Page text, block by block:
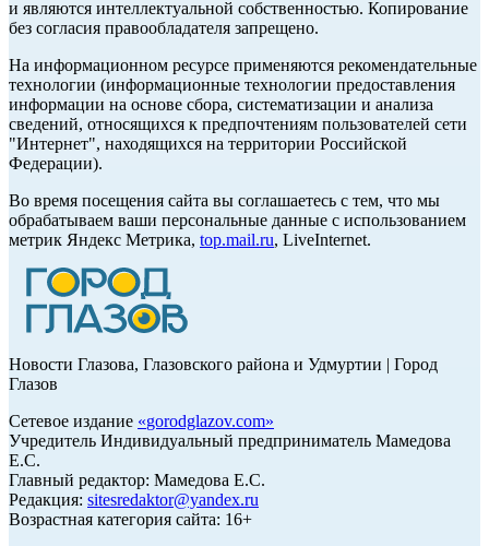
и являются интеллектуальной собственностью. Копирование
без согласия правообладателя запрещено.
На информационном ресурсе применяются рекомендательные
технологии (информационные технологии предоставления
информации на основе сбора, систематизации и анализа
сведений, относящихся к предпочтениям пользователей сети
"Интернет", находящихся на территории Российской
Федерации).
Во время посещения сайта вы соглашаетесь с тем, что мы
обрабатываем ваши персональные данные с использованием
метрик Яндекс Метрика, top.mail.ru, LiveInternet.
Новости Глазова, Глазовского района и Удмуртии | Город
Глазов
Сетевое издание «gorodglazov.com»
Учредитель Индивидуальный предприниматель Мамедова
Е.С.
Главный редактор: Мамедова Е.С.
Редакция: sitesredaktor@yandex.ru
Возрастная категория сайта: 16+